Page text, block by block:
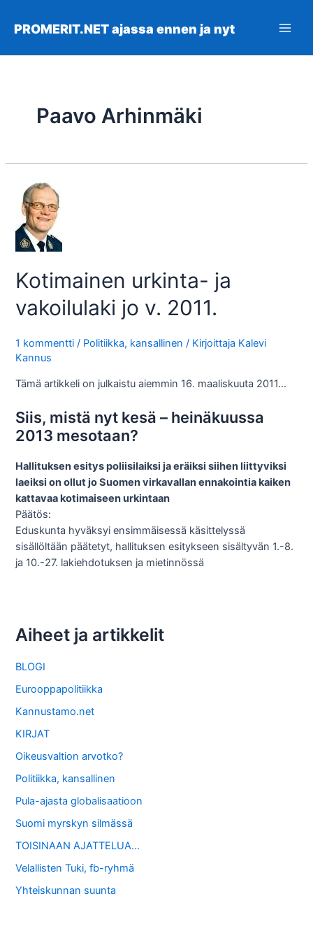
sisältöön
PROMERIT.NET ajassa ennen ja nyt
Paavo Arhinmäki
Kotimainen urkinta- ja
vakoilulaki jo v. 2011.
1 kommentti / Politiikka, kansallinen / Kirjoittaja Kalevi
Kannus
Tämä artikkeli on julkaistu aiemmin 16. maaliskuuta 2011…
Siis, mistä nyt kesä – heinäkuussa
2013 mesotaan?
Hallituksen esitys poliisilaiksi ja eräiksi siihen liittyviksi
laeiksi on ollut jo Suomen virkavallan ennakointia kaiken
kattavaa kotimaiseen urkintaan
Päätös:
Eduskunta hyväksyi ensimmäisessä käsittelyssä
sisällöltään päätetyt, hallituksen esitykseen sisältyvän 1.-8.
ja 10.-27. lakiehdotuksen ja mietinnössä
Aiheet ja artikkelit
BLOGI
Eurooppapolitiikka
Kannustamo.net
KIRJAT
Oikeusvaltion arvotko?
Politiikka, kansallinen
Pula-ajasta globalisaatioon
Suomi myrskyn silmässä
TOISINAAN AJATTELUA…
Velallisten Tuki, fb-ryhmä
Yhteiskunnan suunta